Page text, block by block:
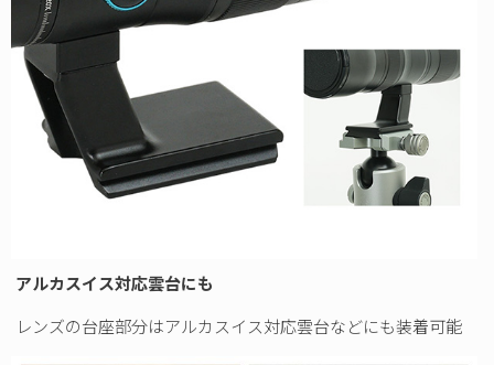
アルカスイス対応雲台にも
レンズの台座部分はアルカスイス対応雲台などにも装着可能